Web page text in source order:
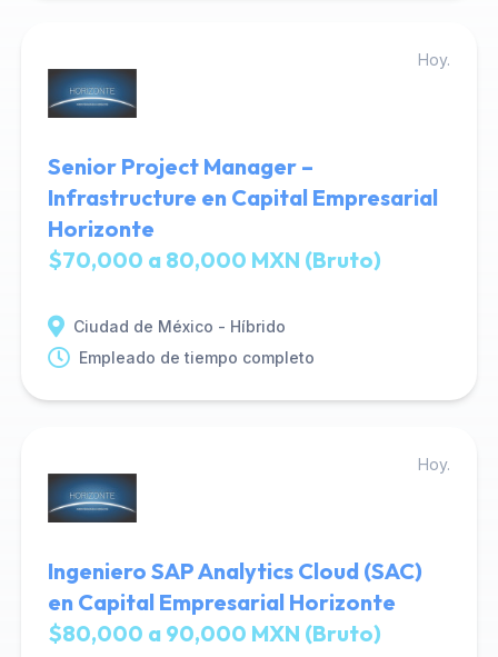
Hoy.
Senior Project Manager –
Infrastructure en Capital Empresarial
Horizonte
$70,000 a 80,000 MXN (Bruto)
Ciudad de México - Híbrido
Empleado de tiempo completo
Hoy.
Ingeniero SAP Analytics Cloud (SAC)
en Capital Empresarial Horizonte
$80,000 a 90,000 MXN (Bruto)